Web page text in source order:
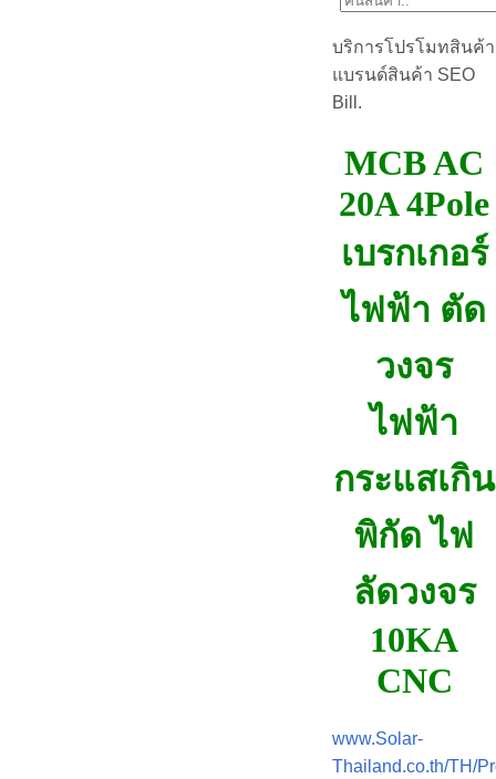
บริการโปรโมทสินค้า
แบรนด์สินค้า SEO
Bill.
MCB AC
20A 4Pole
เบรกเกอร์
ไฟฟ้า ตัด
วงจร
ไฟฟ้า
กระแสเกิน
พิกัด ไฟ
ลัดวงจร
10KA
CNC
www.Solar-
Thailand.co.th/TH/